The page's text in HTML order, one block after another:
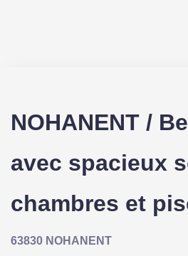
NOHANENT /
avec spacieux
chambres et
63830 NOHANENT